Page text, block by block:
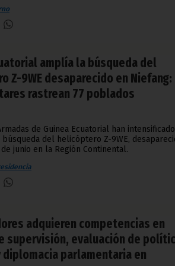
amplía la búsqueda del
Z-9WE desaparecido en Niefang:
rastrean 77 poblados
de Guinea Ecuatorial han
del helicóptero Z-9WE,
junio en la Región Continental.
adquieren competencias en
supervisión, evaluación de
diplomacia parlamentaria en